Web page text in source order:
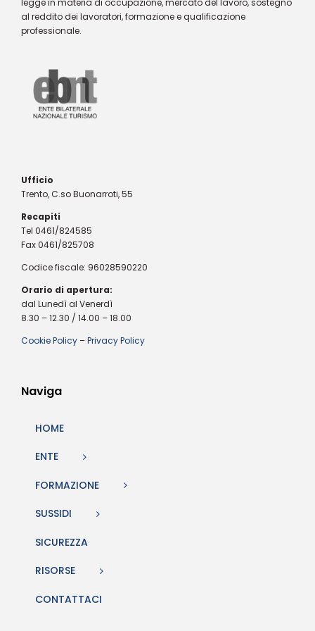
legge in materia di occupazione, mercato del lavoro, sostegno
al reddito dei lavoratori, formazione e qualificazione
professionale.
Ufficio
Trento, C.so Buonarroti, 55
Recapiti
Tel 0461/824585
Fax 0461/825708
Codice fiscale: 96028590220
Orario di apertura:
dal Lunedì al Venerdì
8.30 – 12.30 / 14.00 – 18.00
Cookie Policy –Privacy Policy
Naviga
HOME
ENTE
FORMAZIONE
SUSSIDI
SICUREZZA
RISORSE
CONTATTACI